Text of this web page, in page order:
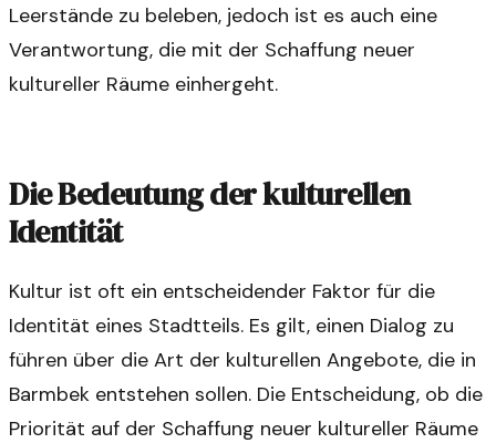
Leerstände zu beleben, jedoch ist es auch eine
Verantwortung, die mit der Schaffung neuer
kultureller Räume einhergeht.
Die Bedeutung der kulturellen
Identität
Kultur ist oft ein entscheidender Faktor für die
Identität eines Stadtteils. Es gilt, einen Dialog zu
führen über die Art der kulturellen Angebote, die in
Barmbek entstehen sollen. Die Entscheidung, ob die
Priorität auf der Schaffung neuer kultureller Räume